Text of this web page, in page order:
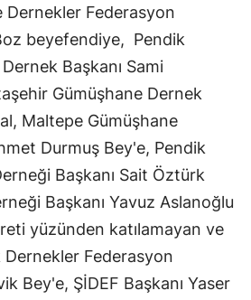
Konya
Kütahya
Malatya
Manisa
Kahramanmaraş
Mardin
Muğla
Dernekler Federasyon
beyefendiye, Pendik
Başkanı Sami
Gümüşhane Dernek
Maltepe Gümüşhane
Durmuş Bey'e, Pendik
Başkanı Sait Öztürk
Başkanı Yavuz Aslanoğlu
yüzünden katılamayan ve
Federasyon
Bey'e, ŞİDEF Başkanı Yaser